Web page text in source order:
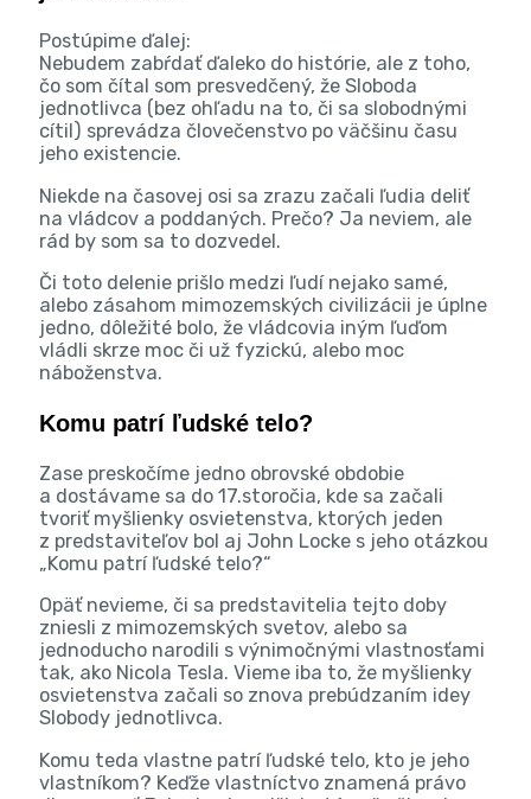
Postúpime ďalej:
Nebudem zabŕdať ďaleko do histórie, ale z toho,
čo som čítal som presvedčený, že Sloboda
jednotlivca (bez ohľadu na to, či sa slobodnými
cítil) sprevádza človečenstvo po väčšinu času
jeho existencie.
Niekde na časovej osi sa zrazu začali ľudia deliť
na vládcov a poddaných. Prečo? Ja neviem, ale
rád by som sa to dozvedel.
Či toto delenie prišlo medzi ľudí nejako samé,
alebo zásahom mimozemských civilizácii je úplne
jedno, dôležité bolo, že vládcovia iným ľuďom
vládli skrze moc či už fyzickú, alebo moc
náboženstva.
Komu patrí ľudské telo?
Zase preskočíme jedno obrovské obdobie
a dostávame sa do 17.storočia, kde sa začali
tvoriť myšlienky osvietenstva, ktorých jeden
z predstaviteľov bol aj John Locke s jeho otázkou
„Komu patrí ľudské telo?“
Opäť nevieme, či sa predstavitelia tejto doby
zniesli z mimozemských svetov, alebo sa
jednoducho narodili s výnimočnými vlastnosťami
tak, ako Nicola Tesla. Vieme iba to, že myšlienky
osvietenstva začali so znova prebúdzaním idey
Slobody jednotlivca.
Komu teda vlastne patrí ľudské telo, kto je jeho
vlastníkom? Keďže vlastníctvo znamená právo